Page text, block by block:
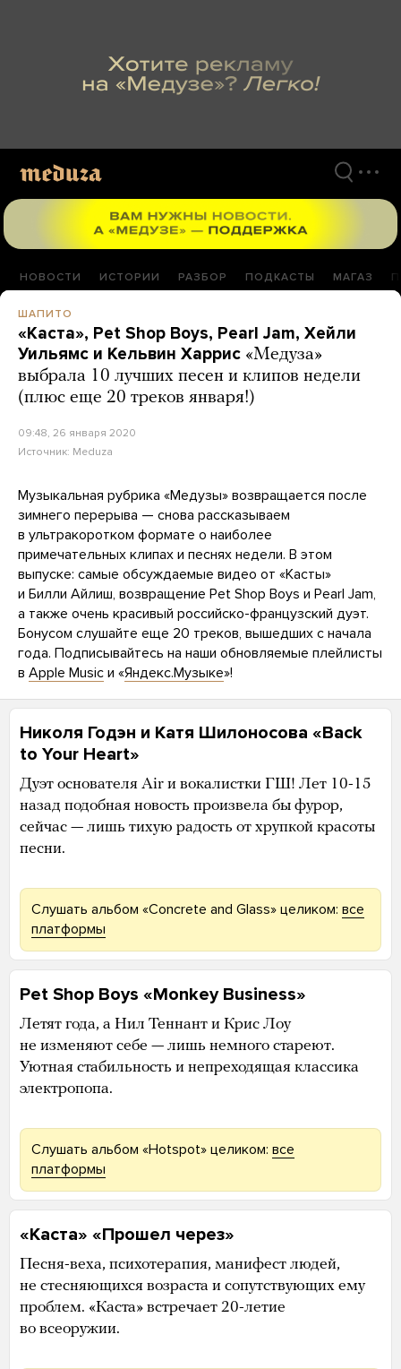
НОВОСТИ ИСТОРИИ РАЗБОР ПОДКАСТЫ МАГАЗ
ШАПИТО
«Каста», Pet Shop Boys, Pearl Jam, Хейли
Уильямс и Кельвин Харрис «Медуза»
выбрала 10 лучших песен и клипов недели
(плюс еще 20 треков января!)
09:48, 26 января 2020
Источник: Meduza
Музыкальная рубрика «Медузы» возвращается после
зимнего перерыва — снова рассказываем
в ультракоротком формате о наиболее
примечательных клипах и песнях недели. В этом
выпуске: самые обсуждаемые видео от «Касты»
и Билли Айлиш, возвращение Pet Shop Boys и Pearl Jam,
а также очень красивый российско-французский дуэт.
Бонусом слушайте еще 20 треков, вышедших с начала
года. Подписывайтесь на наши обновляемые плейлисты
в Apple Music и «Яндекс.Музыке»!
Николя Годэн и Катя Шилоносова «Back
to Your Heart»
Дуэт основателя Air и вокалистки ГШ! Лет 10-15
назад подобная новость произвела бы фурор,
сейчас — лишь тихую радость от хрупкой красоты
песни.
Слушать альбом «Concrete and Glass» целиком: все
платформы
Pet Shop Boys «Monkey Business»
Летят года, а Нил Теннант и Крис Лоу
не изменяют себе — лишь немного стареют.
Уютная стабильность и непреходящая классика
электропопа.
Слушать альбом «Hotspot» целиком: все
платформы
«Каста» «Прошел через»
Песня-веха, психотерапия, манифест людей,
не стесняющихся возраста и сопутствующих ему
проблем. «Каста» встречает 20-летие
во всеоружии.